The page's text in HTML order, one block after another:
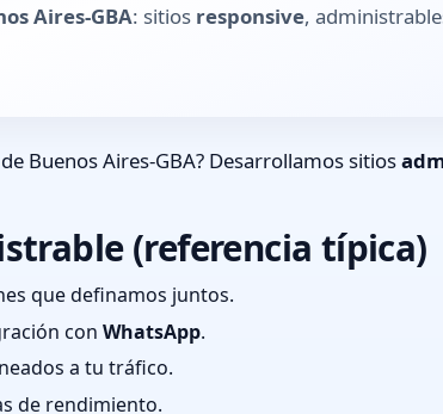
Aires-GBA: sitios responsive,
Buenos Aires-GBA? Desarrollamos sitios
(referencia típica)
que definamos juntos.
con WhatsApp.
a tu tráfico.
de rendimiento.